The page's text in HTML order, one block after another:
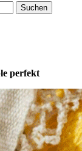
Suchen
perfekt